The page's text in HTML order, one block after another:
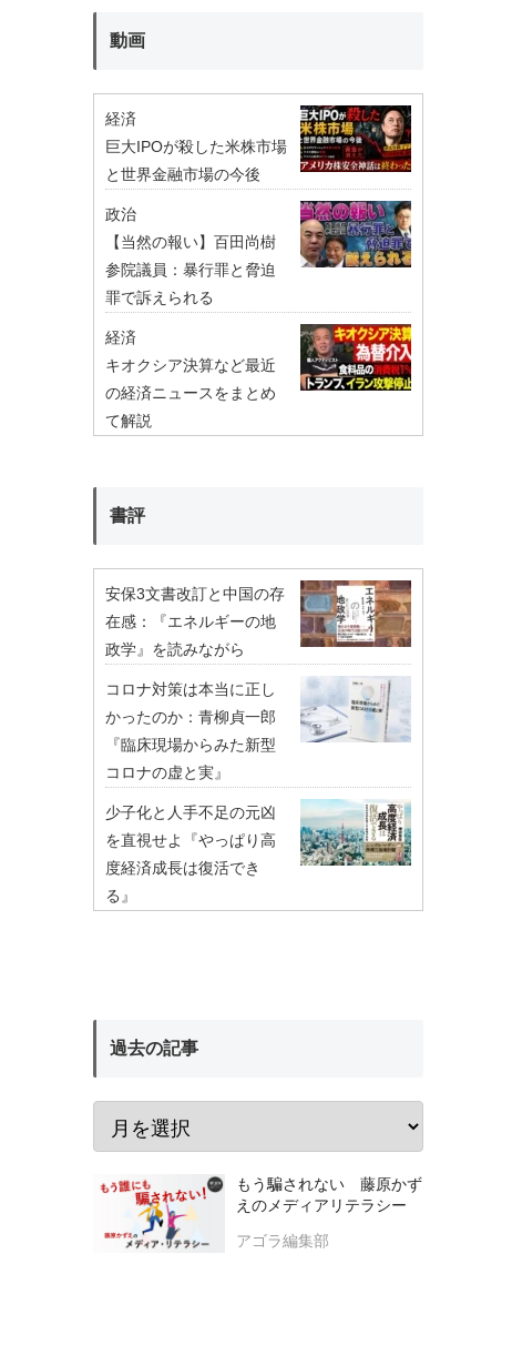
動画
経済
巨大IPOが殺した米株市場
と世界金融市場の今後
政治
【当然の報い】百田尚樹
参院議員：暴行罪と脅迫
罪で訴えられる
経済
キオクシア決算など最近
の経済ニュースをまとめ
て解説
書評
安保3文書改訂と中国の存
在感：『エネルギーの地
政学』を読みながら
コロナ対策は本当に正し
かったのか：青柳貞一郎
『臨床現場からみた新型
コロナの虚と実』
少子化と人手不足の元凶
を直視せよ『やっぱり高
度経済成長は復活でき
る』
過去の記事
もう騙されない 藤原かず
えのメディアリテラシー
アゴラ編集部